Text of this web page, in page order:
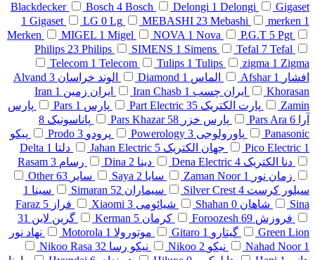
Blackdecker
Bosch 4 Bosch Delongi 1 Delongi
Gigaset
1 Gigaset LG 0 Lg MEBASHI 23 Mebashi merken 1
Merken
MIGEL 1 Migel NOVA 1 Nova P.G.T 5 Pgt
Philips 23 Philips SIMENS 1 Simens Tefal 7 Tefal
Telecom 1 Telecom Tulips 1 Tulips zigma 1 Zigma
افشار
1
Afshar الماس 1
Diamond الوند خراسان 3
Alvand
Khorasan
ایران چسب 1
Iran Chasb ایران زمین 1
Iran
Zamin
پارت الکتریک 35
Part Electric پارس 1
Pars
پارس
آرا
6
Pars Ara پارس خزر 58
Pars Khazar پاناسونیک 8
Panasonic
پاورولوجی 3
Powerology پرودو 3
Prodo
پیکو
1
Pico Electric جهان الکتریک 5
Jahan Electric دلتا 1
Delta
دنا الکتریک 4
Dena Electric دینا 2
Dina رسام 3
Rasam
زمان نور
1
Zaman Noor سایا 2
Saya سایر 63
Other
سیلور کرست 4
Silver Crest سیماران 52
Simaran سینا 1
Sina
شاهان 0
Shahan شیائومی 3
Xiaomi فراز 5
Faraz
فروزش 69
Foroozesh کرمان 5
Kerman گرین لاین 31
Green Lion
گیتارو 1
Gitaro موتورولا 1
Motorola
نهاد نور
1
Nahad Noor نیکو 2
Nikoo نیکو رسا 32
Nikoo Rasa